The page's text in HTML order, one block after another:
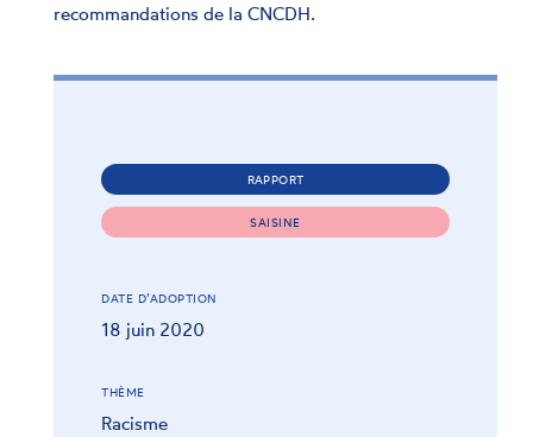
recommandations de la CNCDH.
RAPPORT
SAISINE
DATE D’ADOPTION
18 juin 2020
THÈME
Racisme